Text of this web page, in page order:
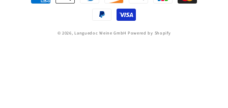
© 2026,Languedoc Weine GmbH Powered by Shopify